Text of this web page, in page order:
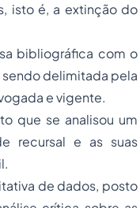
isto é, a extinção do
bibliográfica com o
sendo delimitada pela
e vigente.
que se analisou um
recursal e as suas
de dados, posto